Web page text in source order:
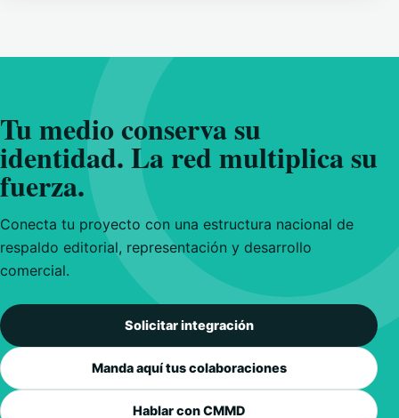
Tu medio conserva su
identidad. La red multiplica su
fuerza.
Conecta tu proyecto con una estructura nacional de
respaldo editorial, representación y desarrollo
comercial.
Solicitar integración
Manda aquí tus colaboraciones
Hablar con CMMD